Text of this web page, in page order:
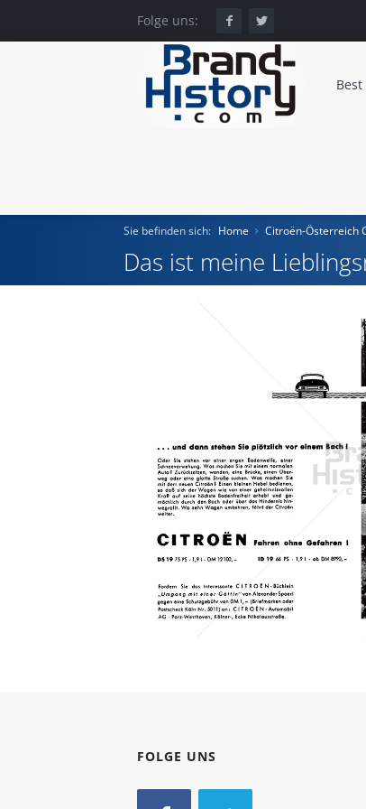
Folge uns:
Best
Epoche
Sie befinden sich: Home Citroën-Österreich
Das ist meine
FOLGE UNS